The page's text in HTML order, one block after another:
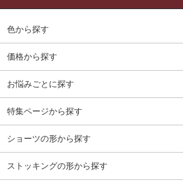
色から探す
価格から探す
お悩みごとに探す
特集ページから探す
ショーツの形から探す
ストッキングの形から探す